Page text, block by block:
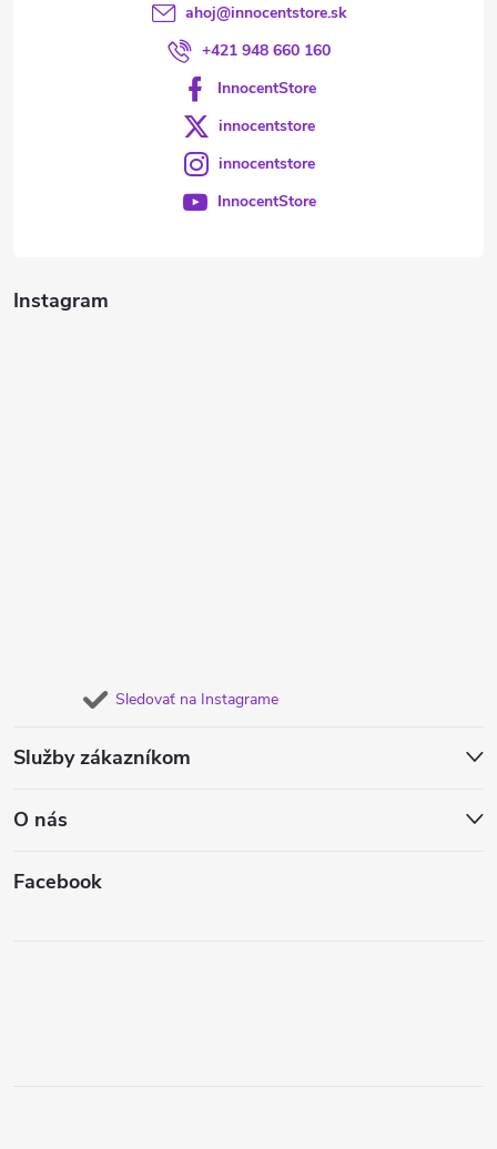
Instagram
Sledovať na Instagrame
Služby zákazníkom
O nás
Facebook
ahoj@innocentstore.sk
+421 948 660 160
InnocentStore
innocentstore
innocentstore
InnocentStore